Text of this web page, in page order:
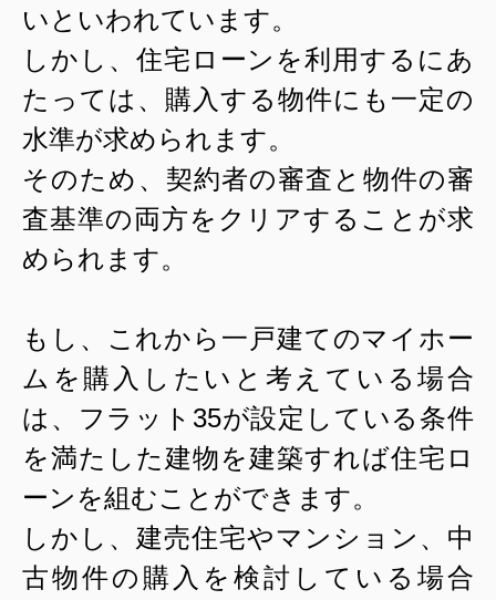
いといわれています。
しかし、住宅ローンを利用するにあ
たっては、購入する物件にも一定の
水準が求められます。
そのため、契約者の審査と物件の審
査基準の両方をクリアすることが求
められます。
もし、これから一戸建てのマイホー
ムを購入したいと考えている場合
は、フラット 35が設定している条件
を満たした建物を建築すれば住宅ロ
ーンを組むことができます。
しかし、建売住宅やマンション、中
古物件の購入を検討している場合